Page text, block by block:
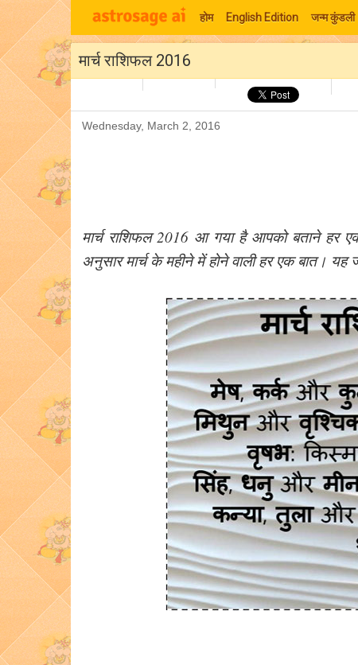
होम English Edition जन्म कुंडली
मार्च राशिफल 2016
Wednesday, March 2, 2016
मार्च राशिफल 2016 आ गया है आपको बताने हर
अनुसार मार्च के महीने में होने वाली हर एक बात। यह